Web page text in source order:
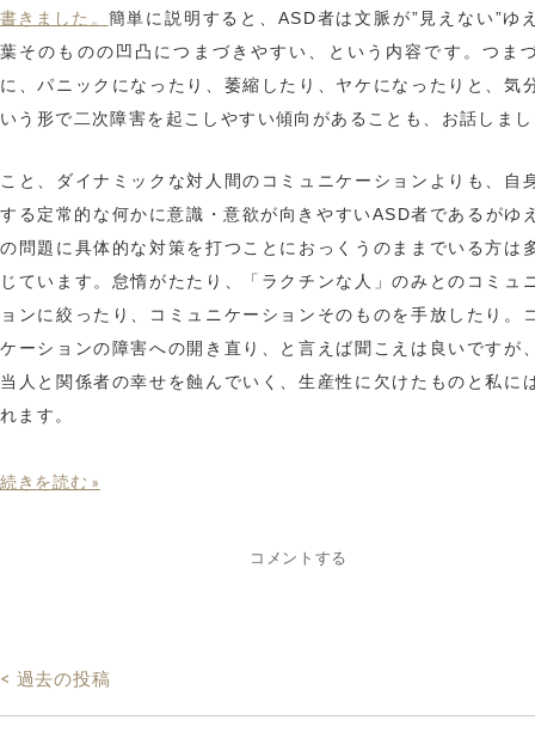
書きました。 簡単に説明すると、ASD者は文脈が”見えない”ゆ
葉そのものの凹凸につまづきやすい、という内容です。つま
に、パニックになったり、萎縮したり、ヤケになったりと、気
いう形で二次障害を起こしやすい傾向があることも、お話しま
こと、ダイナミックな対人間のコミュニケーションよりも、自
する定常的な何かに意識・意欲が向きやすいASD者であるがゆ
の問題に具体的な対策を打つことにおっくうのままでいる方は
じています。怠惰がたたり、「ラクチンな人」のみとのコミュ
ョンに絞ったり、コミュニケーションそのものを手放したり。
ケーションの障害への開き直り、と言えば聞こえは良いですが
当人と関係者の幸せを蝕んでいく、生産性に欠けたものと私に
れます。
続きを読む »
コメントする
< 過去の投稿